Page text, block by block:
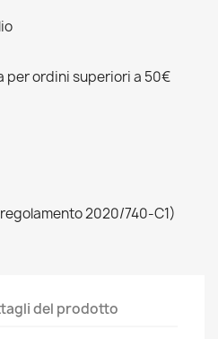
ordini superiori a 50€
2020/740-C1)
del prodotto